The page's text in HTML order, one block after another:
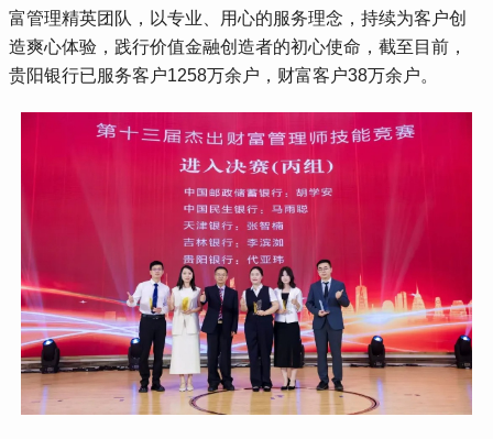
富管理精英团队，以专业、用心的服务理念，持续为客户创
造爽心体验，践行价值金融创造者的初心使命，截至目前，
贵阳银行已服务客户1258万余户，财富客户38万余户。